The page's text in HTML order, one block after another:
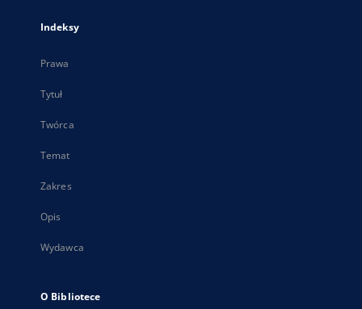
Indeksy
Prawa
Tytuł
Twórca
Temat
Zakres
Opis
Wydawca
O Bibliotece